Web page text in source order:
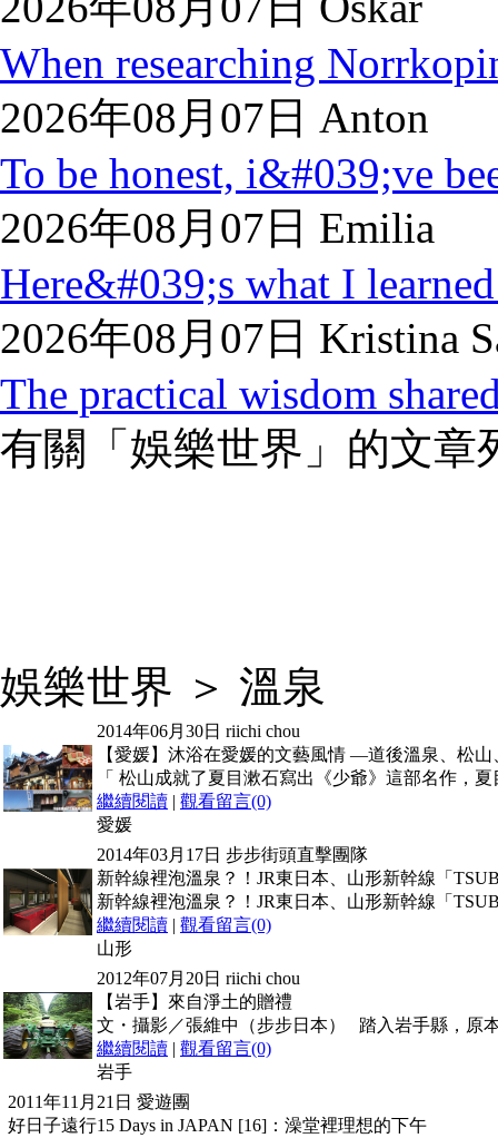
When researching
2026年08月07日 Anton
To be honest, i&#039;ve
2026年08月07日 Emilia
Here&#039;s what I
2026年08月07日 Kristina
The practical wisdom
有關「娛樂世界」的文章
娛樂世界 ＞ 溫泉
2014年06月30日 riichi chou
【愛媛】沐浴在愛媛的文藝風情 —道後溫泉、松
「 松山成就了夏目漱石寫出《少爺》這部名作，
繼續閱讀 | 觀看留言(0)
愛媛
2014年03月17日 步步街頭直擊團隊
新幹線裡泡溫泉？！JR東日本、山形新幹線「
新幹線裡泡溫泉？！JR東日本、山形新幹線「
繼續閱讀 | 觀看留言(0)
山形
2012年07月20日 riichi chou
【岩手】來自淨土的贈禮
文・攝影／張維中（步步日本） 踏入岩手縣，原
繼續閱讀 | 觀看留言(0)
岩手
2011年11月21日 愛遊團
好日子遠行15 Days in JAPAN [16]：澡堂裡理想的下午